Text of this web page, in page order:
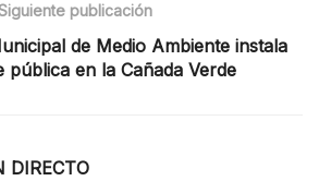
publicación
de Medio Ambiente instala
pública en la Cañada Verde
DIRECTO